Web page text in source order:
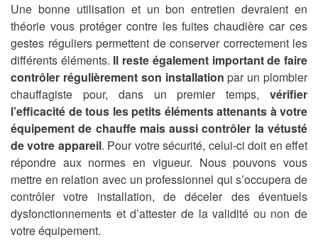
Une bonne utilisation et un bon entretien devraient en
théorie vous protéger contre les fuites chaudière car ces
gestes réguliers permettent de conserver correctement les
différents éléments. Il reste également important de faire
contrôler régulièrement son installation par un plombier
chauffagiste pour, dans un premier temps, vérifier
l’efficacité de tous les petits éléments attenants à votre
équipement de chauffe mais aussi contrôler la vétusté
de votre appareil. Pour votre sécurité, celui-ci doit en effet
répondre aux normes en vigueur. Nous pouvons vous
mettre en relation avec un professionnel qui s’occupera de
contrôler votre installation, de déceler des éventuels
dysfonctionnements et d’attester de la validité ou non de
votre équipement.